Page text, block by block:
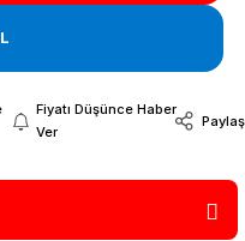
Fiyatı Düşünce Haber
Ver
Paylaş